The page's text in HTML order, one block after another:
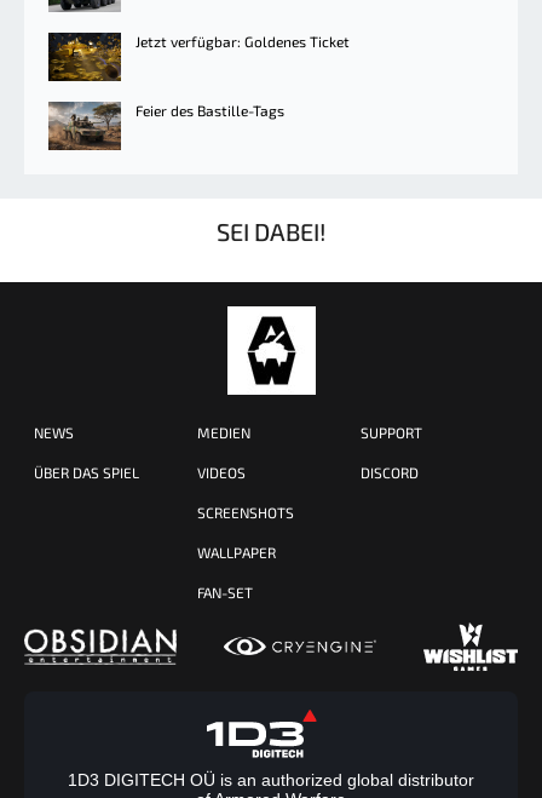
Jetzt verfügbar: Goldenes Ticket
Feier des Bastille-Tags
SEI DABEI!
NEWS
ÜBER DAS SPIEL
MEDIEN
VIDEOS
SCREENSHOTS
WALLPAPER
FAN-SET
SUPPORT
DISCORD
1D3 DIGITECH OÜ is an authorized global distributor